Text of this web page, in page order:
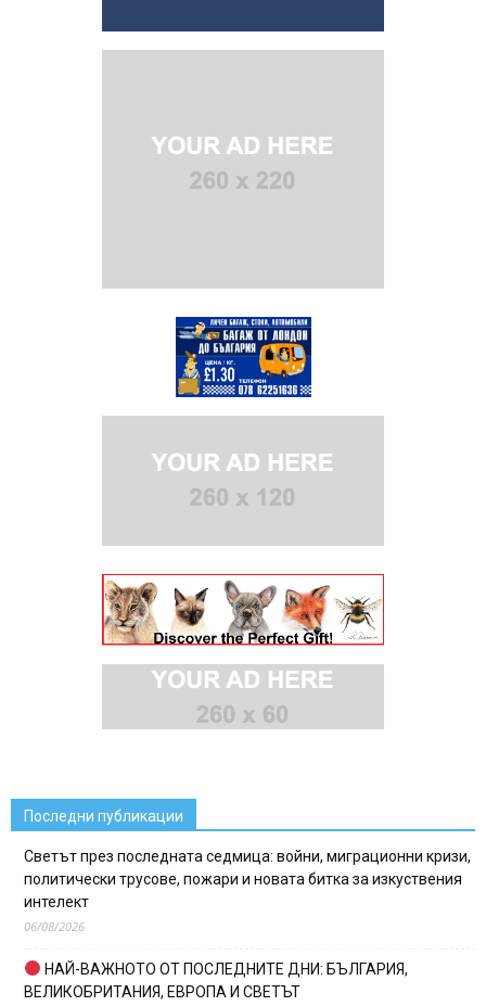
Последни публикации
Светът през последната седмица: войни, миграционни кризи,
политически трусове, пожари и новата битка за изкуствения
интелект
06/08/2026
НАЙ-ВАЖНОТО ОТ ПОСЛЕДНИТЕ ДНИ: БЪЛГАРИЯ,
ВЕЛИКОБРИТАНИЯ, ЕВРОПА И СВЕТЪТ